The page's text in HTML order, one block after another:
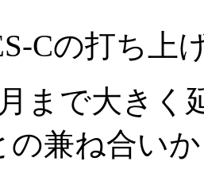
Cの打ち上
まで大きく
の兼ね合い